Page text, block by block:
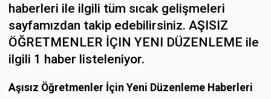
haberleri ile ilgili tüm sıcak gelişmeleri
sayfamızdan takip edebilirsiniz. AŞISIZ
ÖĞRETMENLER İÇIN YENI DÜZENLEME ile
ilgili 1 haber listeleniyor.
Aşısız Öğretmenler İçin Yeni Düzenleme Haberleri